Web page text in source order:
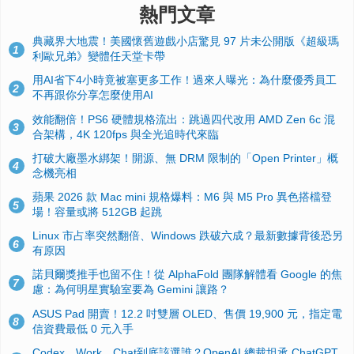
熱門文章
1
典藏界大地震！美國懷舊遊戲小店驚見 97 片未公開版《超級瑪
利歐兄弟》變體任天堂卡帶
2
用AI省下4小時竟被塞更多工作！過來人曝光：為什麼優秀員工
不再跟你分享怎麼使用AI
3
效能翻倍！PS6 硬體規格流出：跳過四代改用 AMD Zen 6c 混
合架構，4K 120fps 與全光追時代來臨
4
打破大廠墨水綁架！開源、無 DRM 限制的「Open Printer」概
念機亮相
5
蘋果 2026 款 Mac mini 規格爆料：M6 與 M5 Pro 異色搭檔登
場！容量或將 512GB 起跳
6
Linux 市占率突然翻倍、Windows 跌破六成？最新數據背後恐另
有原因
7
諾貝爾獎推手也留不住！從 AlphaFold 團隊解體看 Google 的焦
慮：為何明星實驗室要為 Gemini 讓路？
8
ASUS Pad 開賣！12.2 吋雙層 OLED、售價 19,900 元，指定電
信資費最低 0 元入手